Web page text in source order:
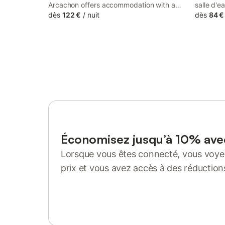
Arcachon offers accommodation with a
terrace, as well as a seasonal outdoor
dès 122 € / nuit
salle
jardin
(micro-
dès 84 €
Économisez jusqu’à 10%
Lorsque vous êtes connecté, vous
prix et vous avez accès à des